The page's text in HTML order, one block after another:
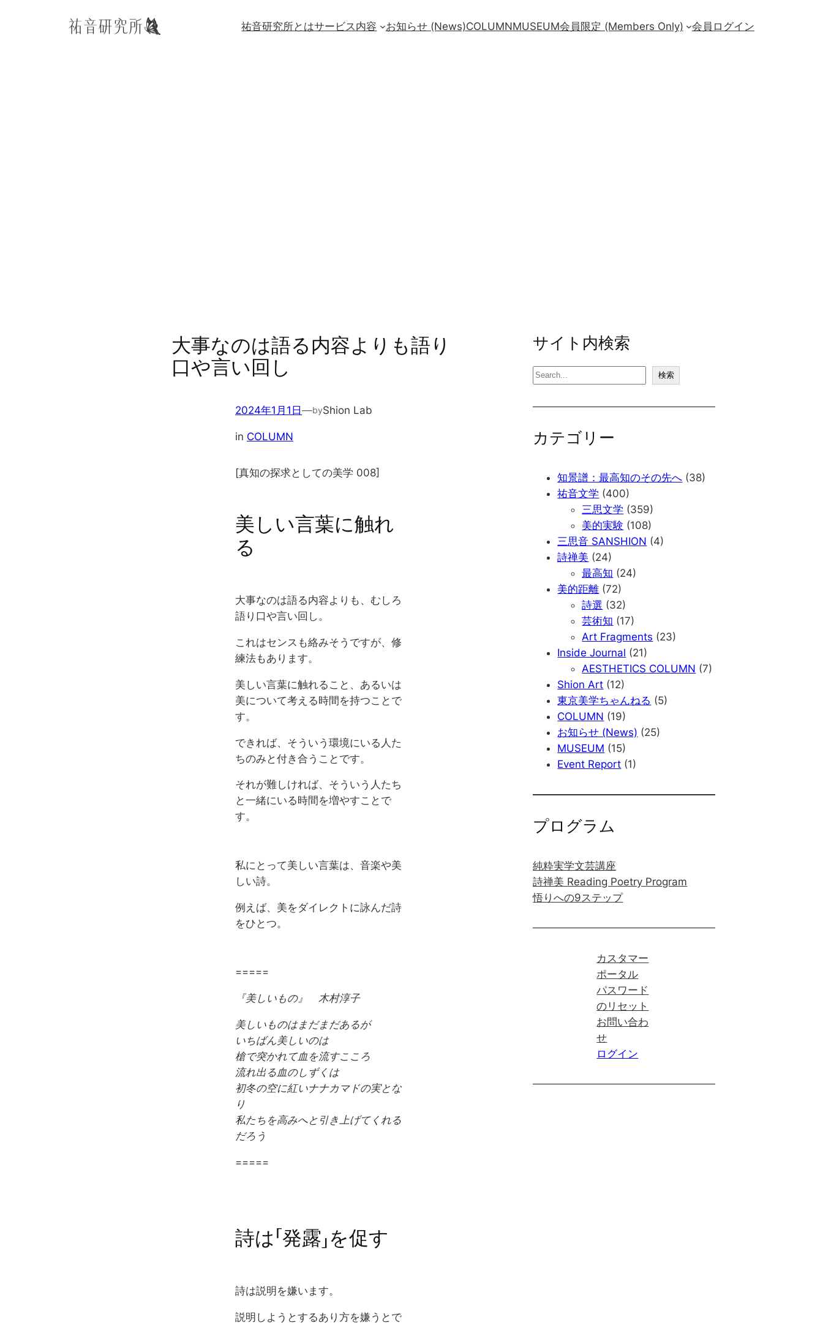
祐音研究所とはサービス内容 お知らせ (News)COLUMNMUSEUM会員限定 (Members Only) 会員ログイン
大事なのは語る内容よりも語り
口や言い回し
2024年1月1日—byShion Lab
in COLUMN
[真知の探求としての美学 008]
美しい言葉に触れ
る
大事なのは語る内容よりも、むしろ
語り口や言い回し。
これはセンスも絡みそうですが、修
練法もあります。
美しい言葉に触れること、あるいは
美について考える時間を持つことで
す。
できれば、そういう環境にいる人た
ちのみと付き合うことです。
それが難しければ、そういう人たち
と一緒にいる時間を増やすことで
す。
私にとって美しい言葉は、音楽や美
しい詩。
例えば、美をダイレクトに詠んだ詩
をひとつ。
=====
『美しいもの』 木村淳子
美しいものはまだまだあるが
いちばん美しいのは
槍で突かれて血を流すこころ
流れ出る血のしずくは
初冬の空に紅いナナカマドの実とな
り
私たちを高みへと引き上げてくれる
だろう
=====
詩は「発露」を促す
詩は説明を嫌います。
説明しようとするあり方を嫌うとで
サイト内検索
検
検索
カテゴリー
知景譜：最高知のその先へ (38)
祐音文学 (400)
三思文学 (359)
美的実験 (108)
三思音 SANSHION (4)
詩禅美 (24)
最高知 (24)
美的距離 (72)
詩選 (32)
芸術知 (17)
Art Fragments (23)
Inside Journal (21)
AESTHETICS COLUMN (7)
Shion Art (12)
東京美学ちゃんねる (5)
COLUMN (19)
お知らせ (News) (25)
MUSEUM (15)
Event Report (1)
プログラム
純粋実学文芸講座
詩禅美 Reading Poetry Program
悟りへの9ステップ
カスタマー
ポータル
パスワード
のリセット
お問い合わ
せ
ログイン